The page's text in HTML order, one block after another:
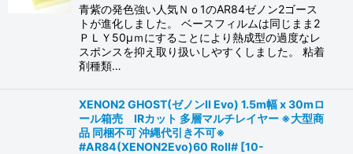
青紫の発色強い人気Ｎｏ1のAR84ゼノン2ゴース
トが進化しました。 ベースフィルムは同じまま2
ＰＬＹ50μｍにすることにより熱成型の過度なレ
スポンスを抑え取り扱いしやすくしました。 粘着
剤種類…
XENON2 GHOST(ゼノンII Evo) 1.5m幅 x 30mロ
ール箱売 IRカット 多層マルチレイヤー ※大型商
品 同梱不可 沖縄代引き不可※
#AR84(XENON2Evo)60 Roll# [10-